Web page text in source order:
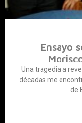
Ensayo
Una tragedia a
décadas me
de